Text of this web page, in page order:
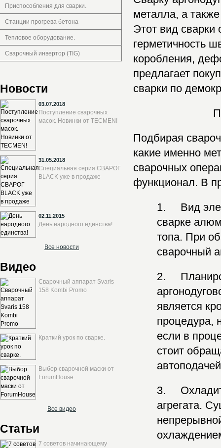
Приспособления для сварки.
Станции прогрева бетона
Тепловое оборудование.
Сварочный инвертор (TIG)
Новости
03.07.2018
Поступление сварочных
масок. Новинки от TECMEN!
31.05.2018
Специальная серия СВАРОГ
BLACK уже в продаже
02.11.2015
День народного единства!
Все новости
Видео
Сварочный аппарат Svaris
158 Kombi Promo
Краткий урок по сварке.
Выбор сварочной маски от
ForumHouse
Все видео
Статьи
7 советов начинающему
металла, а
Этот вид сварки
герметичность
коробления,
предлагает
сварки по
Подбирая
какие именно
сварочных
функционал. В
1. Вид
сварке
топа. При
сварочный
2.
является
процедура,
если в
стоит
3.
агрегата.